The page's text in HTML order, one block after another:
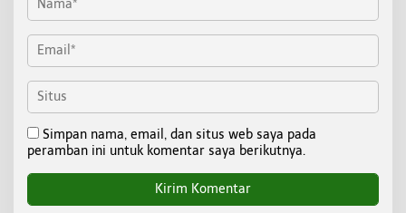
Simpan nama, email, dan situs web saya pada
peramban ini untuk komentar saya berikutnya.